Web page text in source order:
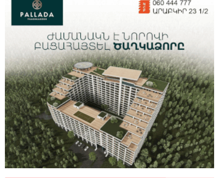
Չհանե´ս խաչդ, Հայաստան աշխարհ․ Ուժեղ
Հայաստան
19:18:03 8-08-2026
Սիցիլիայի օդանավակայանը փակվել է
Էթնա հրաբխի ժայթքման պատճառով
19:16:13 8-08-2026
Հետվճարի փոխարեն՝ արժանապատիվ և
ֆիքսված թոշակ․ ինչու է գործող
համակարգը սոցիալական անարդարության խնդիր
ստեղծում. Հրայր Կամենդատյան